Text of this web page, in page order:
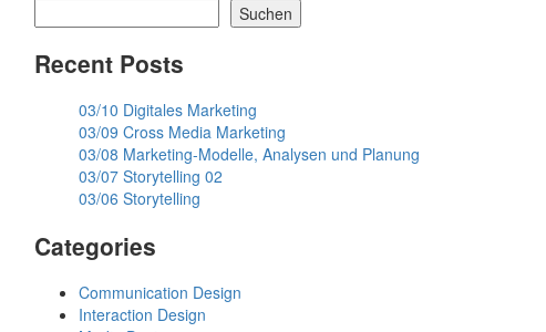
Suchen
Recent Posts
03/10 Digitales Marketing
03/09 Cross Media Marketing
03/08 Marketing-Modelle, Analysen und Planung
03/07 Storytelling 02
03/06 Storytelling
Categories
Communication Design
Interaction Design